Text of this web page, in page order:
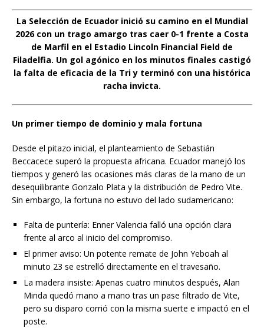
La Selección de Ecuador inició su camino en el Mundial
2026 con un trago amargo tras caer 0-1 frente a Costa
de Marfil en el Estadio Lincoln Financial Field de
Filadelfia. Un gol agónico en los minutos finales castigó
la falta de eficacia de la Tri y terminó con una histórica
racha invicta.
Un primer tiempo de dominio y mala fortuna
Desde el pitazo inicial, el planteamiento de Sebastián
Beccacece superó la propuesta africana. Ecuador manejó los
tiempos y generó las ocasiones más claras de la mano de un
desequilibrante Gonzalo Plata y la distribución de Pedro Vite.
Sin embargo, la fortuna no estuvo del lado sudamericano:
Falta de puntería: Enner Valencia falló una opción clara
frente al arco al inicio del compromiso.
El primer aviso: Un potente remate de John Yeboah al
minuto 23 se estrelló directamente en el travesaño.
La madera insiste: Apenas cuatro minutos después, Alan
Minda quedó mano a mano tras un pase filtrado de Vite,
pero su disparo corrió con la misma suerte e impactó en el
poste.